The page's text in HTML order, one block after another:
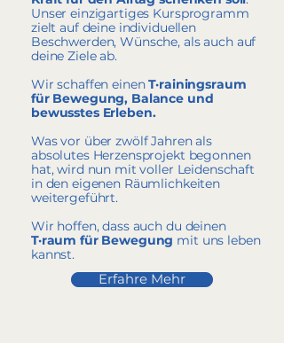
Unser einzigartiges Kursprogramm
zielt auf deine individuellen
Beschwerden, Wünsche, als auch auf
deine Ziele ab.
Wir schaffen einenT·rainingsraum
für Bewegung, Balance und
bewusstes Erleben.
Was vor über zwölf Jahren als
absolutes Herzensprojekt begonnen
hat, wird nun mit voller Leidenschaft
in den eigenen Räumlichkeiten
weitergeführt.
Wir hoffen, dass auch du deinen
T·raum für Bewegung mit uns leben
kannst.
Erfahre Mehr